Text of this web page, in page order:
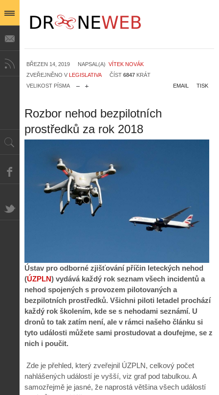
BŘEZEN 14, 2019 NAPSAL(A) VÍTEK NOVÁK
ZVEŘEJNĚNO V LEGISLATIVA ČÍST 6847 KRÁT
VELIKOST PÍSMA
TISK
EMAIL
Rozbor nehod bezpilotních
prostředků za rok 2018
Ústav pro odborné zjišťování příčin leteckých nehod
(ÚZPLN) vydává každý rok seznam všech incidentů a
nehod spojených s provozem pilotovaných a
bezpilotních prostředků. Všichni piloti letadel prochází
každý rok školením, kde se s nehodami seznámí. U
dronů to tak zatím není, ale v rámci našeho článku si
tyto události můžete sami prostudovat a doufejme, se z
nich i poučit.
Zde je přehled, který zveřejnil ÚZPLN, celkový počet
nahlášených událostí je vyšší, viz graf pod tabulkou. A
samozřejmě je jasné, že naprostá většina všech událostí